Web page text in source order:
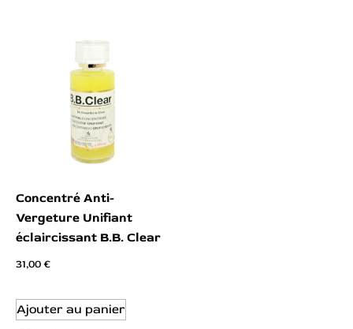
Concentré Anti-
Vergeture Unifiant
éclaircissant B.B. Clear
31,00€
Ajouter au panier